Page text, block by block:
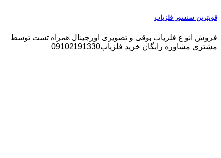
قویترین سنسور فلزیاب
فروش انواع فلزیاب بوقی و تصویری اورجینال همراه تست توسط
مشتری مشاوره رایگان خرید فلزیاب09102191330